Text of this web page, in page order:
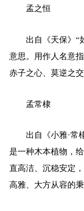
孟之恒
出自《天保》“
意思。用作人名意
赤子之心、莫逆之
孟常棣
出自《小雅·常
是一种木本植物，
直高洁、沉稳安定
高雅、大方从容的秉